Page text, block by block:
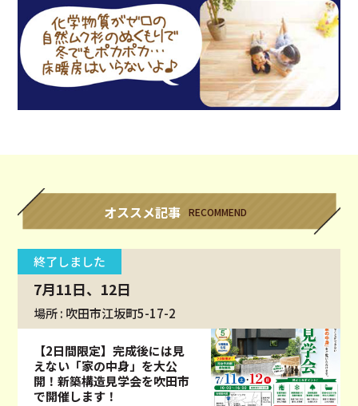
オススメ記事 RECOMMEND
終了しました
7月11日、12日
場所 : 吹田市江坂町5-17-2
【2日間限定】完成後には見
えない「家の中身」を大公
開！新築構造見学会を吹田市
で開催します！